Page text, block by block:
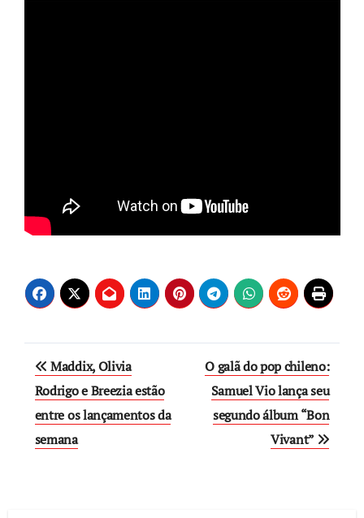
Post
navigation
Maddix, Olivia
Rodrigo e Breezia estão
entre os lançamentos da
semana
O galã do pop chileno:
Samuel Vio lança seu
segundo álbum “Bon
Vivant”